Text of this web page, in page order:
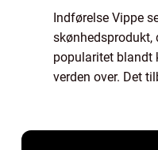
Indførelse Vippe
skønhedsprodukt,
popularitet blandt
verden over. Det